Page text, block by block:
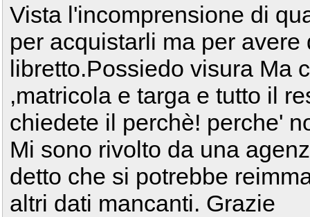
Vista l'incomprensione di
per acquistarli ma per
libretto.Possiedo visura Ma
,matricola e targa e tutto il
chiedete il perchè! perche'
Mi sono rivolto da una
detto che si potrebbe
altri dati mancanti. Grazie